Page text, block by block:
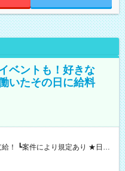
ベントも！好きな
いたその日に給料
の日に現金GET♪ お仕事後はコ
す！ 【試用期間】試